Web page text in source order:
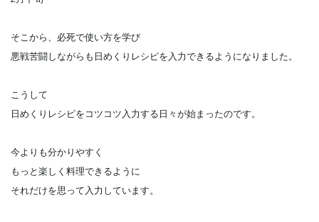
そこから、必死で使い方を学び
悪戦苦闘しながらも日めくりレシピを入力できるようになりました。
こうして
日めくりレシピをコツコツ入力する日々が始まったのです。
今よりも分かりやすく
もっと楽しく料理できるように
それだけを思って入力しています。